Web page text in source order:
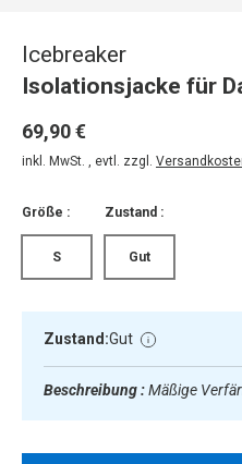
Icebreaker
Isolationsjacke für
69,90 €
inkl. MwSt. , evtl. zzgl.
Größe :
S
Zustand :
Gut
Zustand:Gut
Beschreibung :Mäßige